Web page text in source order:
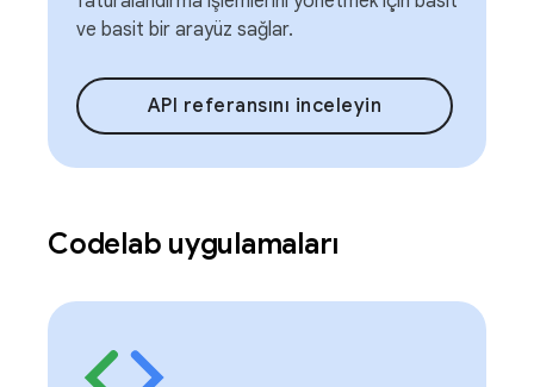
ve basit bir arayüz sağlar.
API referansını inceleyin
Codelab uygulamaları